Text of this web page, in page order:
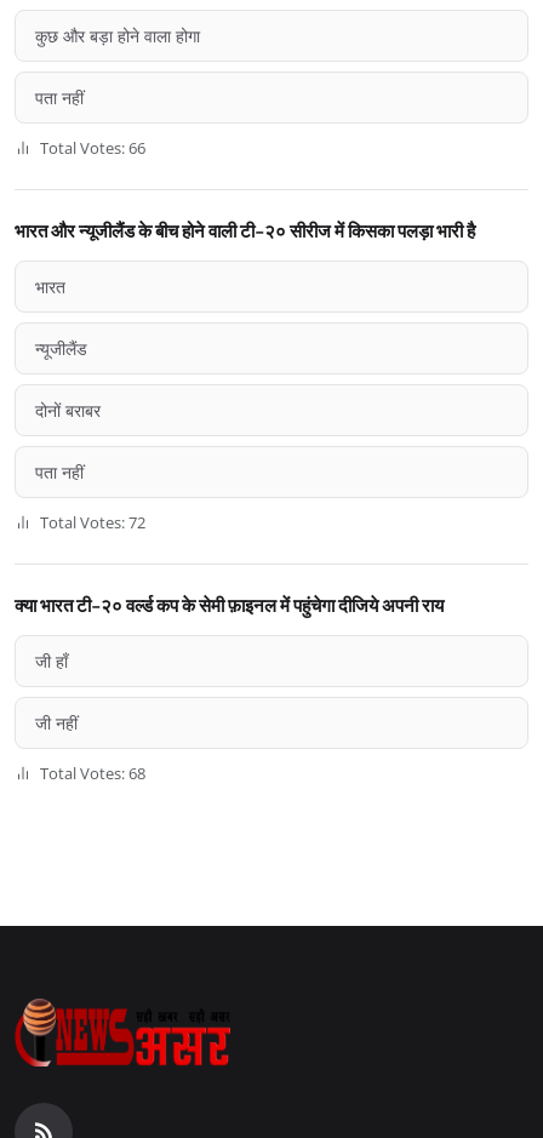
कुछ और बड़ा होने वाला होगा
पता नहीं
Total Votes: 66
भारत और न्यूजीलैंड के बीच होने वाली टी-२० सीरीज में किसका पलड़ा भारी है
भारत
न्यूजीलैंड
दोनों बराबर
पता नहीं
Total Votes: 72
क्या भारत टी-२० वर्ल्ड कप के सेमी फ़ाइनल में पहुंचेगा दीजिये अपनी राय
जी हाँ
जी नहीं
Total Votes: 68